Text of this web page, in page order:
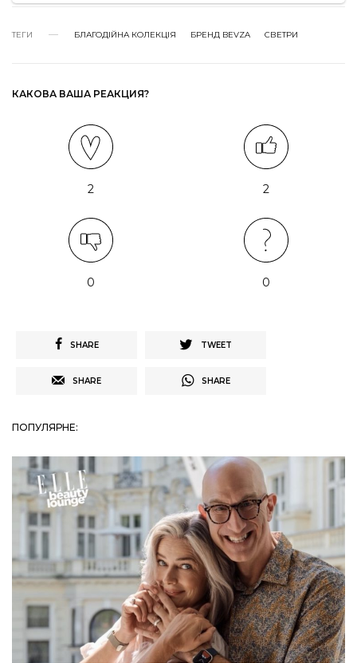
ТЕГИ БЛАГОДІЙНА КОЛЕКЦІЯ БРЕНД BEVZA СВЕТРИ
КАКОВА ВАША РЕАКЦИЯ?
2 2
0 0
SHARE TWEET
SHARE SHARE
ПОПУЛЯРНЕ: